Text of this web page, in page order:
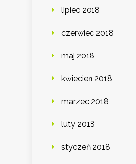
lipiec 2018
czerwiec 2018
maj 2018
kwiecień 2018
marzec 2018
luty 2018
styczeń 2018